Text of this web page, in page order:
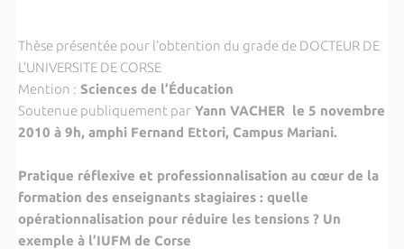
Thèse présentée pour l’obtention du grade de DOCTEUR DE
L’UNIVERSITE DE CORSE
Mention : Sciences de l’Éducation
Soutenue publiquement parYann VACHER le 5 novembre
2010 à 9h, amphi Fernand Ettori, Campus Mariani.
Pratique réflexive et professionnalisation au cœur de la
formation des enseignants stagiaires : quelle
opérationnalisation pour réduire les tensions ? Un
exemple à l’IUFM de Corse